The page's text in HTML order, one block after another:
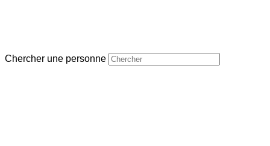
Chercher une personne